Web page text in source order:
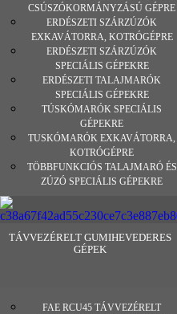
CSÚSZÓKORMÁNYZÁSÚ GÉPRE
ERDÉSZETI SZÁRZÚZÓK
EXKAVÁTORRA, KOTRÓGÉPRE
ERDÉSZETI SZÁRZÚZÓK
SPECIÁLIS GÉPEKRE
ERDÉSZETI TALAJMARÓK
SPECIÁLIS GÉPEKRE
TÚSKÓMARÓK SPECIÁLIS
GÉPEKRE
TUSKÓMARÓK EXKAVÁTORRA,
KOTRÓGÉPRE
TÖBBFUNKCIÓS TALAJMARÓ ÉS
ZÚZÓ SPECIÁLIS GÉPEKRE
TÁVVEZÉRELT GUMIHEVEDERES
GÉPEK
FAE RCU45 TÁVVEZÉRELT